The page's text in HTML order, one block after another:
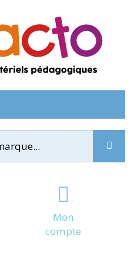
Mon
compte